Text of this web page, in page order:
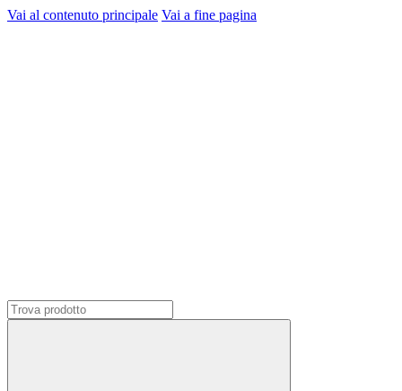
Vai al contenuto principale Vai a fine pagina